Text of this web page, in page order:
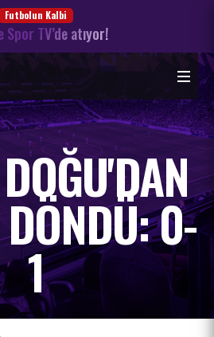
Futbolun Kalbi
Spor TV’de atıyor!
0-
1